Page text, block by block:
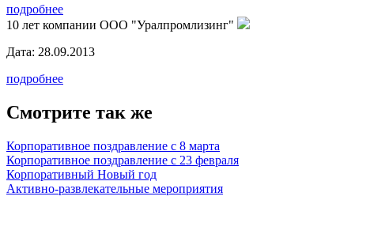
подробнее
10 лет компании ООО "Уралпромлизинг"
Дата: 28.09.2013
подробнее
Смотрите так же
Корпоративное поздравление с 8 марта
Корпоративное поздравление с 23 февраля
Корпоративный Новый год
Активно-развлекательные мероприятия